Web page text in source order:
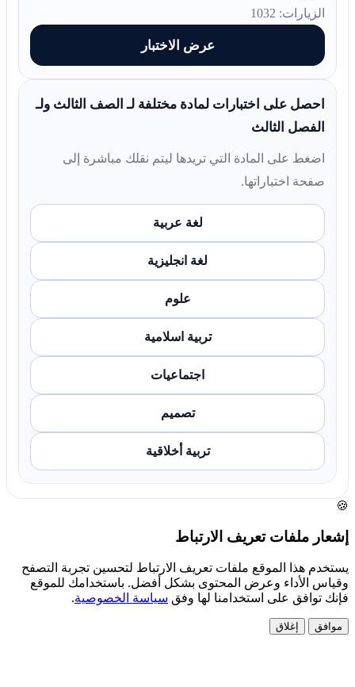
الزيارات: 1032
عرض الاختبار
احصل على اختبارات لمادة مختلفة لـ الصف الثالث ولـ
الفصل الثالث
اضغط على المادة التي تريدها ليتم نقلك مباشرة إلى
صفحة اختباراتها.
لغة عربية
لغة انجليزية
علوم
تربية اسلامية
اجتماعيات
تصميم
تربية أخلاقية
🍪
إشعار ملفات تعريف الارتباط
يستخدم هذا الموقع ملفات تعريف الارتباط لتحسين تجربة التصفح
وقياس الأداء وعرض المحتوى بشكل أفضل. باستخدامك للموقع
فإنك توافق على استخدامنا لها وفق سياسة الخصوصية.
موافق إغلاق